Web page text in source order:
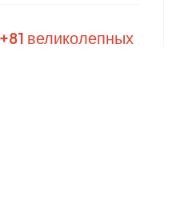
великолепных